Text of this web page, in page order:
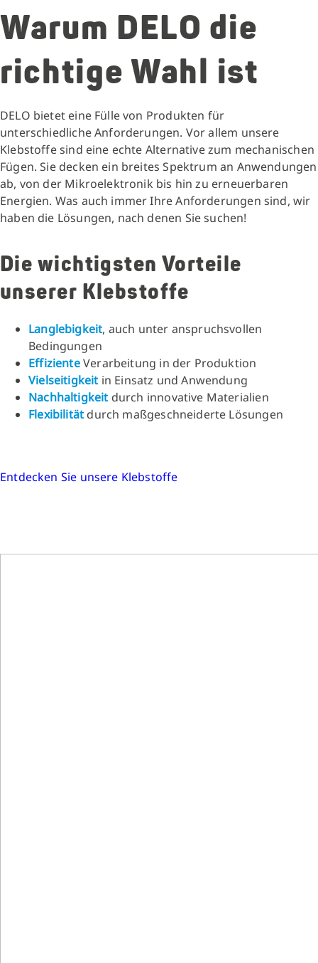
Warum DELO die
richtige Wahl ist
DELO bietet eine Fülle von Produkten für
unterschiedliche Anforderungen. Vor allem unsere
Klebstoffe sind eine echte Alternative zum mechanischen
Fügen. Sie decken ein breites Spektrum an Anwendungen
ab, von der Mikroelektronik bis hin zu erneuerbaren
Energien. Was auch immer Ihre Anforderungen sind, wir
haben die Lösungen, nach denen Sie suchen!
Die wichtigsten Vorteile
unserer Klebstoffe
Langlebigkeit, auch unter anspruchsvollen
Bedingungen
EffizienteVerarbeitung in der Produktion
Vielseitigkeit in Einsatz und Anwendung
Nachhaltigkeit durch innovative Materialien
Flexibilität durch maßgeschneiderte Lösungen
Entdecken Sie unsere Klebstoffe